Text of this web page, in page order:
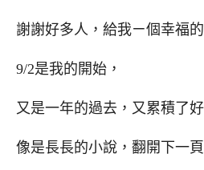
謝謝好多人，給我ㄧ個幸福
9/2是我的開始，
又是一年的過去，又累積了
像是長長的小說，翻開下一頁